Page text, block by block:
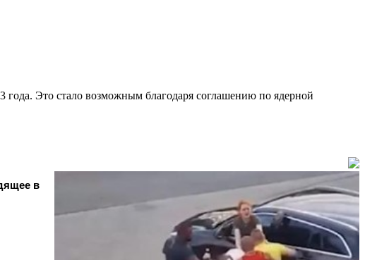
Это стало возможным благодаря соглашению по ядерной
в